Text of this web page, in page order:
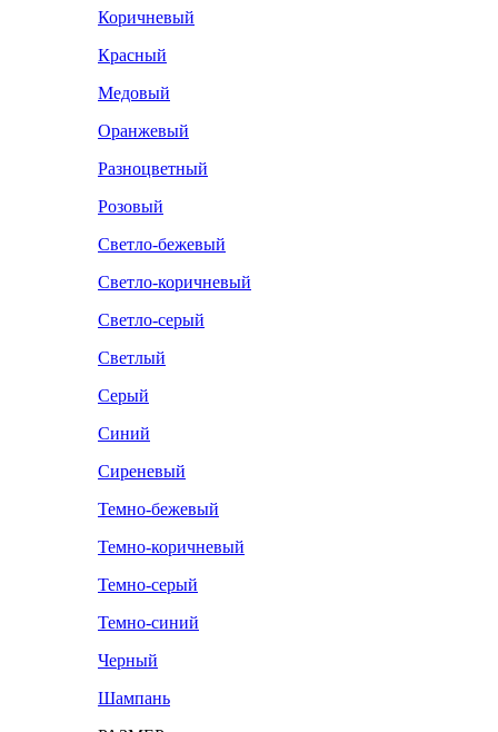
Коричневый
Красный
Медовый
Оранжевый
Разноцветный
Розовый
Светло-бежевый
Светло-коричневый
Светло-серый
Светлый
Серый
Синий
Сиреневый
Темно-бежевый
Темно-коричневый
Темно-серый
Темно-синий
Черный
Шампань